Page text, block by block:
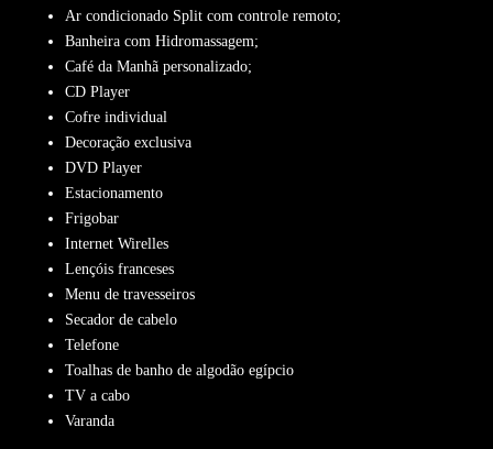
Ar condicionado Split com controle remoto;
Banheira com Hidromassagem;
Café da Manhã personalizado;
CD Player
Cofre individual
Decoração exclusiva
DVD Player
Estacionamento
Frigobar
Internet Wirelles
Lençóis franceses
Menu de travesseiros
Secador de cabelo
Telefone
Toalhas de banho de algodão egípcio
TV a cabo
Varanda